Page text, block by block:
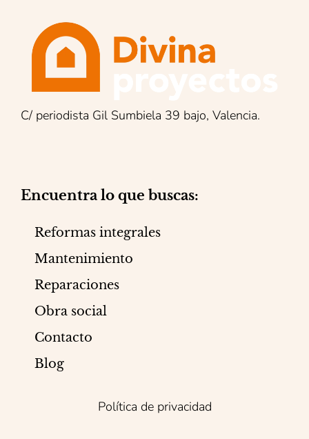
C/ periodista Gil Sumbiela 39 bajo, Valencia.
Encuentra lo que buscas:
Reformas integrales
Mantenimiento
Reparaciones
Obra social
Contacto
Blog
Política de privacidad